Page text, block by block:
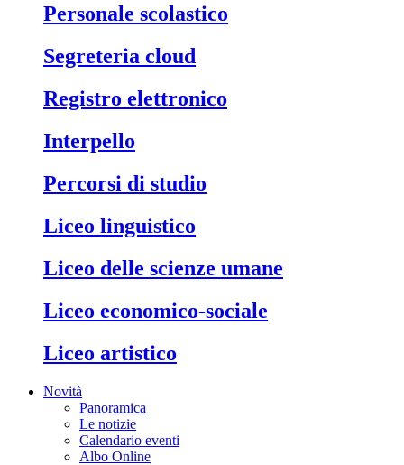
personale scolastico
segreteria cloud
registro elettronico
interpello
percorsi di studio
liceo linguistico
liceo delle scienze umane
liceo economico-sociale
liceo artistico
Novità
Panoramica
Le notizie
Calendario eventi
Albo Online